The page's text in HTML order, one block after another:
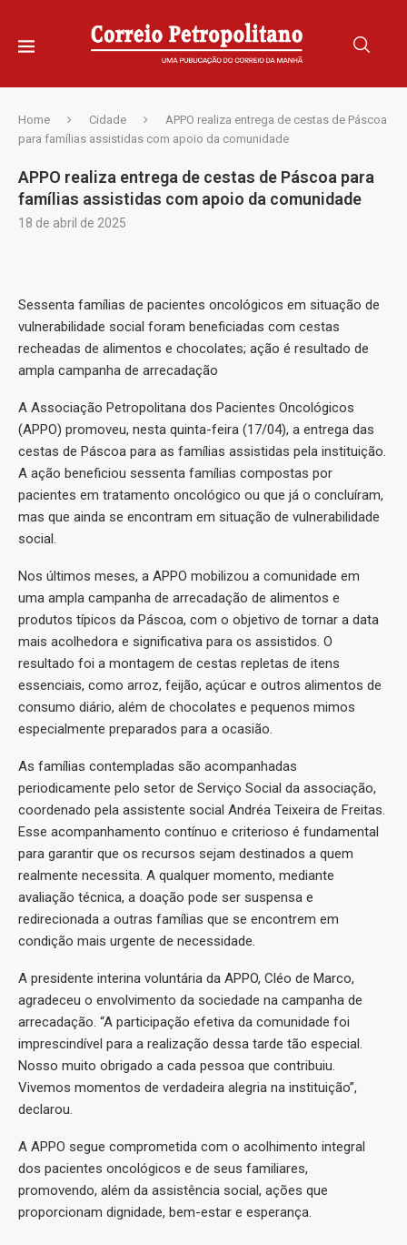
Home Cidade
APPO realiza entrega de cestas de Páscoa
para famílias assistidas com apoio da comunidade
APPO realiza entrega de cestas de Páscoa para
famílias assistidas com apoio da comunidade
18 de abril de 2025
Sessenta famílias de pacientes oncológicos em situação de
vulnerabilidade social foram beneficiadas com cestas
recheadas de alimentos e chocolates; ação é resultado de
ampla campanha de arrecadação
A Associação Petropolitana dos Pacientes Oncológicos
(APPO) promoveu, nesta quinta-feira (17/04), a entrega das
cestas de Páscoa para as famílias assistidas pela instituição.
A ação beneficiou sessenta famílias compostas por
pacientes em tratamento oncológico ou que já o concluíram,
mas que ainda se encontram em situação de vulnerabilidade
social.
Nos últimos meses, a APPO mobilizou a comunidade em
uma ampla campanha de arrecadação de alimentos e
produtos típicos da Páscoa, com o objetivo de tornar a data
mais acolhedora e significativa para os assistidos. O
resultado foi a montagem de cestas repletas de itens
essenciais, como arroz, feijão, açúcar e outros alimentos de
consumo diário, além de chocolates e pequenos mimos
especialmente preparados para a ocasião.
As famílias contempladas são acompanhadas
periodicamente pelo setor de Serviço Social da associação,
coordenado pela assistente social Andréa Teixeira de Freitas.
Esse acompanhamento contínuo e criterioso é fundamental
para garantir que os recursos sejam destinados a quem
realmente necessita. A qualquer momento, mediante
avaliação técnica, a doação pode ser suspensa e
redirecionada a outras famílias que se encontrem em
condição mais urgente de necessidade.
A presidente interina voluntária da APPO, Cléo de Marco,
agradeceu o envolvimento da sociedade na campanha de
arrecadação. “A participação efetiva da comunidade foi
imprescindível para a realização dessa tarde tão especial.
Nosso muito obrigado a cada pessoa que contribuiu.
Vivemos momentos de verdadeira alegria na instituição”,
declarou.
A APPO segue comprometida com o acolhimento integral
dos pacientes oncológicos e de seus familiares,
promovendo, além da assistência social, ações que
proporcionam dignidade, bem-estar e esperança.